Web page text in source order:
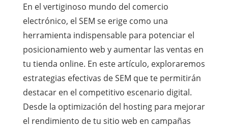
En el vertiginoso mundo del comercio
electrónico, el SEM se erige como una
herramienta indispensable para potenciar el
posicionamiento web y aumentar las ventas en
tu tienda online. En este artículo, exploraremos
estrategias efectivas de SEM que te permitirán
destacar en el competitivo escenario digital.
Desde la optimización del hosting para mejorar
el rendimiento de tu sitio web en campañas